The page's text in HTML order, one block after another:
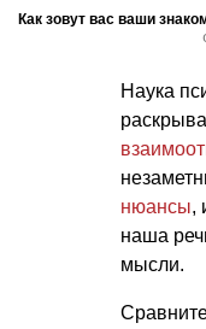
Как зовут вас ваши
Наука
нюансы,
наша
мысли.